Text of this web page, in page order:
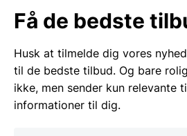
Få de bedste
Husk at tilmelde dig vores
til de bedste tilbud. Og bare
ikke, men sender kun relevante
informationer til dig.